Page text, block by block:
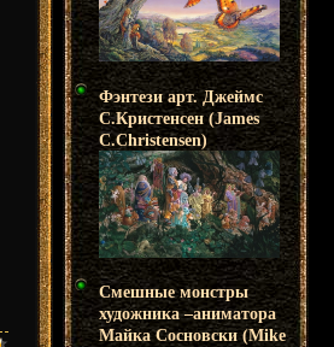
Фэнтези арт. Джеймс
С.Кристенсен (James
C.Christensen)
Смешные монстры
художника –аниматора
Майка Сосновски (Mike